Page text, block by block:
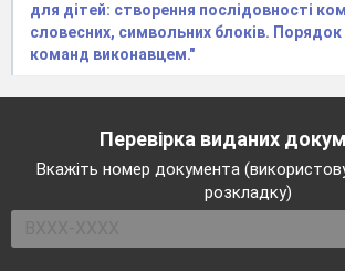
для дітей: створення послідовності
словесних, символьних блоків. Порядок
команд виконавцем."
Перевірка виданих
Вкажіть номер документа
розкладку)